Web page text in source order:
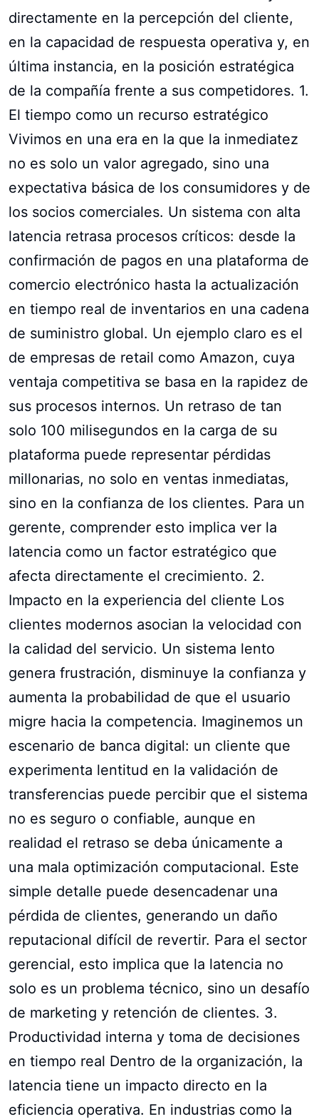
directamente en la percepción del cliente,
en la capacidad de respuesta operativa y, en
última instancia, en la posición estratégica
de la compañía frente a sus competidores. 1.
El tiempo como un recurso estratégico
Vivimos en una era en la que la inmediatez
no es solo un valor agregado, sino una
expectativa básica de los consumidores y de
los socios comerciales. Un sistema con alta
latencia retrasa procesos críticos: desde la
confirmación de pagos en una plataforma de
comercio electrónico hasta la actualización
en tiempo real de inventarios en una cadena
de suministro global. Un ejemplo claro es el
de empresas de retail como Amazon, cuya
ventaja competitiva se basa en la rapidez de
sus procesos internos. Un retraso de tan
solo 100 milisegundos en la carga de su
plataforma puede representar pérdidas
millonarias, no solo en ventas inmediatas,
sino en la confianza de los clientes. Para un
gerente, comprender esto implica ver la
latencia como un factor estratégico que
afecta directamente el crecimiento. 2.
Impacto en la experiencia del cliente Los
clientes modernos asocian la velocidad con
la calidad del servicio. Un sistema lento
genera frustración, disminuye la confianza y
aumenta la probabilidad de que el usuario
migre hacia la competencia. Imaginemos un
escenario de banca digital: un cliente que
experimenta lentitud en la validación de
transferencias puede percibir que el sistema
no es seguro o confiable, aunque en
realidad el retraso se deba únicamente a
una mala optimización computacional. Este
simple detalle puede desencadenar una
pérdida de clientes, generando un daño
reputacional difícil de revertir. Para el sector
gerencial, esto implica que la latencia no
solo es un problema técnico, sino un desafío
de marketing y retención de clientes. 3.
Productividad interna y toma de decisiones
en tiempo real Dentro de la organización, la
latencia tiene un impacto directo en la
eficiencia operativa. En industrias como la